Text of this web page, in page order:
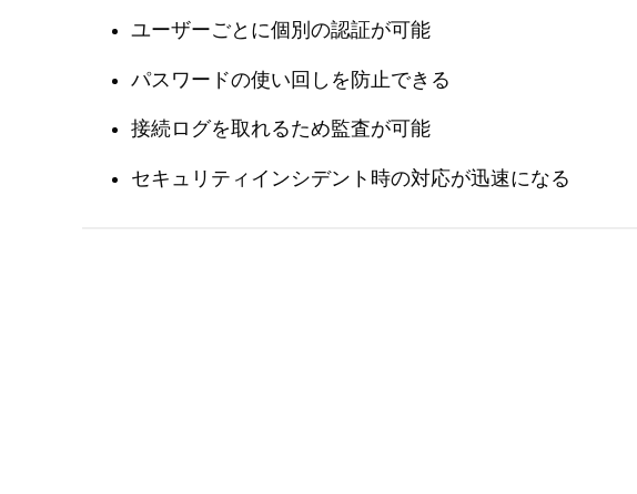
ユーザーごとに個別の認証が可能
パスワードの使い回しを防止できる
接続ログを取れるため監査が可能
セキュリティインシデント時の対応が迅速になる